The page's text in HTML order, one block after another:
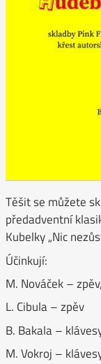
Těšit se můžete
předadventní
Kubelky „Nic
Účinkují:
M. Nováček –
L. Cibula – zpěv
B. Bakala –
M. Vokroj –